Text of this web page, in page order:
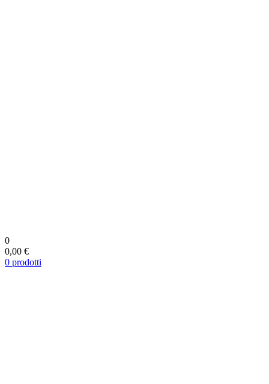
0
0,00 €
0 prodotti